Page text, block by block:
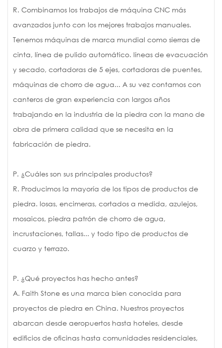
R. Combinamos los trabajos de máquina CNC más
avanzados junto con los mejores trabajos manuales.
Tenemos máquinas de marca mundial como sierras de
cinta, línea de pulido automático. líneas de evacuación
y secado, cortadoras de 5 ejes, cortadoras de puentes,
máquinas de chorro de agua... A su vez contamos con
canteros de gran experiencia con largos años
trabajando en la industria de la piedra con la mano de
obra de primera calidad que se necesita en la
fabricación de piedra.
P. ¿Cuáles son sus principales productos?
R. Producimos la mayoría de los tipos de productos de
piedra. losas, encimeras, cortados a medida, azulejos,
mosaicos, piedra patrón de chorro de agua,
incrustaciones, tallas... y todo tipo de productos de
cuarzo y terrazo.
P. ¿Qué proyectos has hecho antes?
A. Faith Stone es una marca bien conocida para
proyectos de piedra en China. Nuestros proyectos
abarcan desde aeropuertos hasta hoteles, desde
edificios de oficinas hasta comunidades residenciales,